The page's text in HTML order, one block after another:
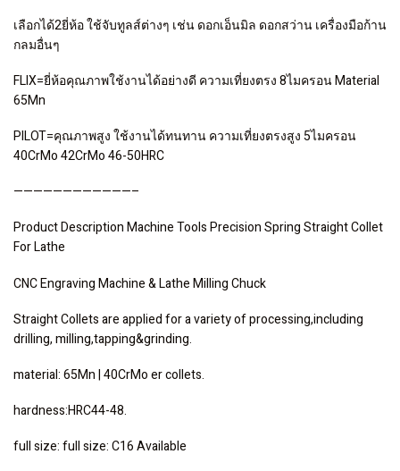
เลือกได้2ยี่ห้อ ใช้จับทูลส์ต่างๆ เช่น ดอกเอ็นมิล ดอกสว่าน เครื่องมือก้าน
กลมอื่นๆ
FLIX=ยี่ห้อคุณภาพใช้งานได้อย่างดี ความเที่ยงตรง 8ไมครอน Material
65Mn
PILOT=คุณภาพสูง ใช้งานได้ทนทาน ความเที่ยงตรงสูง 5ไมครอน
40CrMo 42CrMo 46-50HRC
————————————–
Product Description Machine Tools Precision Spring Straight Collet
For Lathe
CNC Engraving Machine & Lathe Milling Chuck
Straight Collets are applied for a variety of processing,including
drilling, milling,tapping&grinding.
material: 65Mn | 40CrMo er collets.
hardness:HRC44-48.
full size: full size: C16 Available